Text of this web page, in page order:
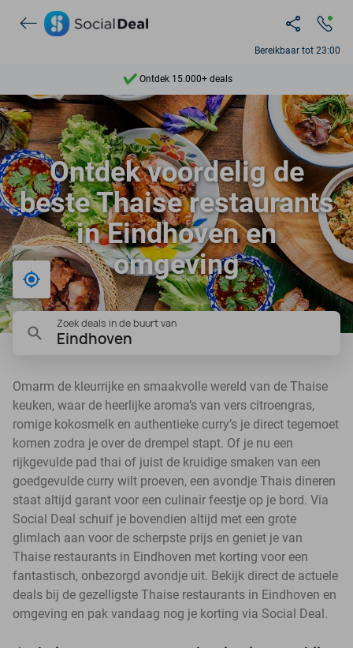
Bereikbaar tot 23:00
Ontdek 15.000+ deals
7 dagen per week beschikbaar
10+ miljoen leden
9,4
Ontdek 15.000+ deals
Ontdek voordelig de
beste Thaise restaurants
in Eindhoven en
omgeving
Bij mij in de buurt
Zoek deals in de buurt van
Eindhoven
Omarm de kleurrijke en smaakvolle wereld van de Thaise
keuken, waar de heerlijke aroma’s van vers citroengras,
romige kokosmelk en authentieke curry’s je direct tegemoet
komen zodra je over de drempel stapt. Of je nu een
rijkgevulde pad thai of juist de kruidige smaken van een
goedgevulde curry wilt proeven, een avondje Thais dineren
staat altijd garant voor een culinair feestje op je bord. Via
Social Deal schuif je bovendien altijd met een grote
glimlach aan voor de scherpste prijs en geniet je van
Thaise restaurants in Eindhoven met korting voor een
fantastisch, onbezorgd avondje uit. Bekijk direct de actuele
deals bij de gezelligste Thaise restaurants in Eindhoven en
omgeving en pak vandaag nog je korting via Social Deal.